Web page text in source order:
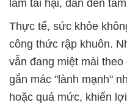
lầm tai hại, dẫn đến
Thực tế, sức khỏe
công thức rập khuôn.
vẫn đang miệt mài
gắn mác "lành mạnh"
hoặc quá mức, khiến